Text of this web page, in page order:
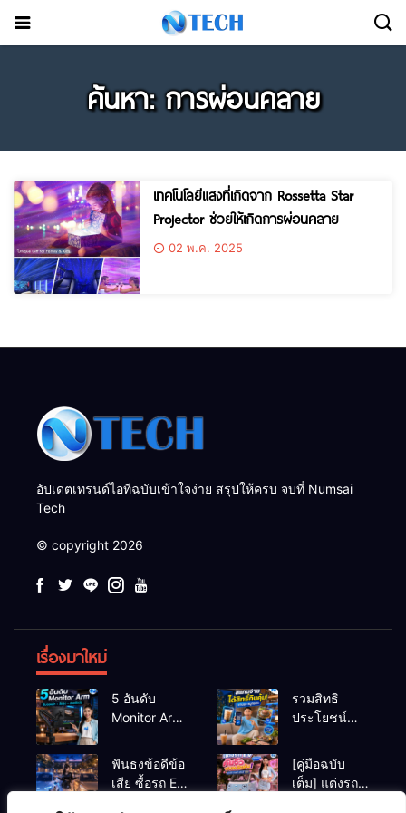
ค้นหา: การผ่อนคลาย
เทคโนโลยีแสงที่เกิดจาก Rossetta Star
Projector ช่วยให้เกิดการผ่อนคลาย
02 พ.ค. 2025
อัปเดตเทรนด์ไอทีฉบับเข้าใจง่าย สรุปให้ครบ จบที่ Numsai
Tech
© copyright 2026
เรื่องมาใหม่
5 อันดับ
Monitor Arm
แข็งแรง รับ
น้ำหนักจอ
โปรไฟล์สีตรง
รวมสิทธิ
ประโยชน์
หมูกระทะ เมื่อ
สแกนจ่ายด้วย
Virtual Bank
ฟันธงข้อดีข้อ
เสีย ซื้อรถ EV
[คู่มือฉบับ
เต็ม] แต่งรถ